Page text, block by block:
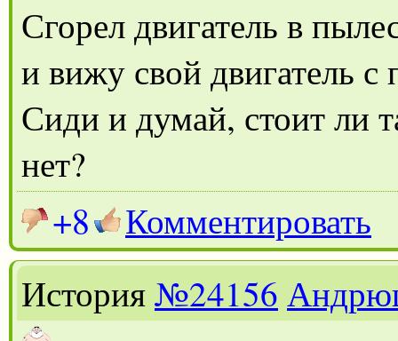
Сгорел двигатель в
и вижу свой
Сиди и думай, стоит ли
нет?
+8
Комментировать
История№24156